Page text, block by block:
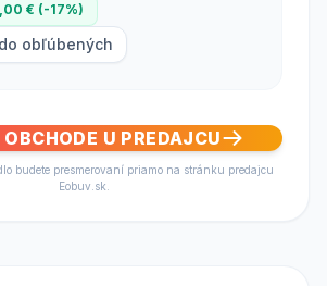
€ (-17%)
obľúbených
U PREDAJCU
budete presmerovaní priamo na stránku predajcu
Eobuv.sk.